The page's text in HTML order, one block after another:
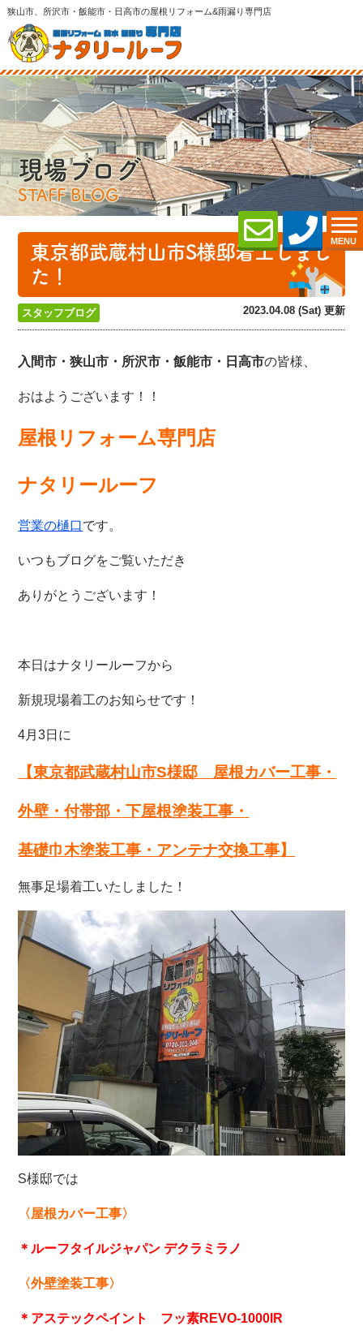
狭山市、所沢市・飯能市・日高市の屋根リフォーム&雨漏り専門店
MENU
現場ブログ
STAFF BLOG
東京都武蔵村山市S様邸着工しまし
た！
スタッフブログ 2023.04.08 (Sat) 更新
入間市・狭山市・所沢市・飯能市・日高市の皆様、
おはようございます！！
屋根リフォーム専門店
ナタリールーフ
営業の樋口です。
いつもブログをご覧いただき
ありがとうございます！
本日はナタリールーフから
新規現場着工のお知らせです！
4月3日に
【東京都武蔵村山市S様邸 屋根カバー工事・
外壁・付帯部・下屋根塗装工事・
基礎巾木塗装工事・アンテナ交換工事】
無事足場着工いたしました！
S様邸では
〈屋根カバー工事〉
＊ルーフタイルジャパン デクラミラノ
〈外壁塗装工事〉
＊アステックペイント フッ素REVO-1000IR